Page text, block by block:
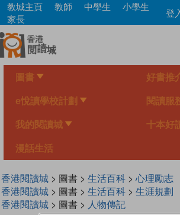
Skip
main
content
教城主頁 教師 中學生
小學生
家長
登
圖書 好書推
e悅讀學校計劃 閱讀服
我的閱讀城 十本好
漫話生活
香港閱讀城> 圖書 > 生活百科> 心理勵志
香港閱讀城> 圖書 > 生活百科> 生涯規劃
香港閱讀城> 圖書 > 人物傳記